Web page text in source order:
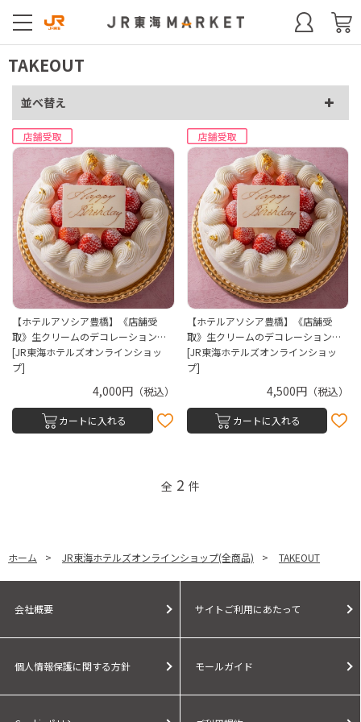
TAKEOUT
並べ替え
【ホテルアソシア豊橋】《店舗受
取》生クリームのデコレーション…
[JR東海ホテルズオンラインショッ
プ]
4,000円（税込）
カートに入れる
【ホテルアソシア豊橋】《店舗受
取》生クリームのデコレーション…
[JR東海ホテルズオンラインショッ
プ]
4,500円 （税込）
カートに入れる
全 2 件
ホーム > JR東海ホテルズオンラインショップ(全商品) > TAKEOUT
会社概要 サイトご利用にあたって
個人情報保護に関する方針 モールガイド